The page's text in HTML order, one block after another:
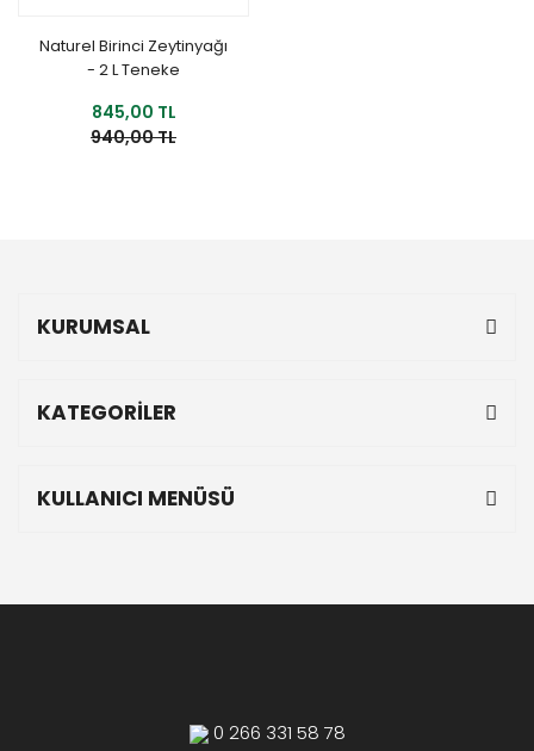
Naturel Birinci Zeytinyağı
- 2 L Teneke
845,00 TL
940,00 TL
KURUMSAL
KATEGORİLER
KULLANICI MENÜSÜ
0 266 331 58 78